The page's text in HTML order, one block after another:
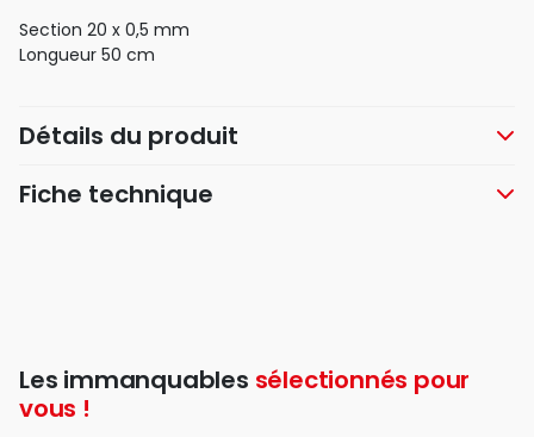
Section 20 x 0,5 mm
Longueur 50 cm
Détails du produit
Fiche technique
Les immanquables sélectionnés pour
vous !